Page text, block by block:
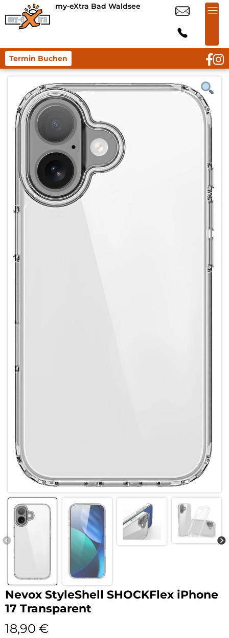
my-eXtra Bad Waldsee
Termin Buchen
Nevox StyleShell SHOCKFlex iPhone
17 Transparent
18,90 €